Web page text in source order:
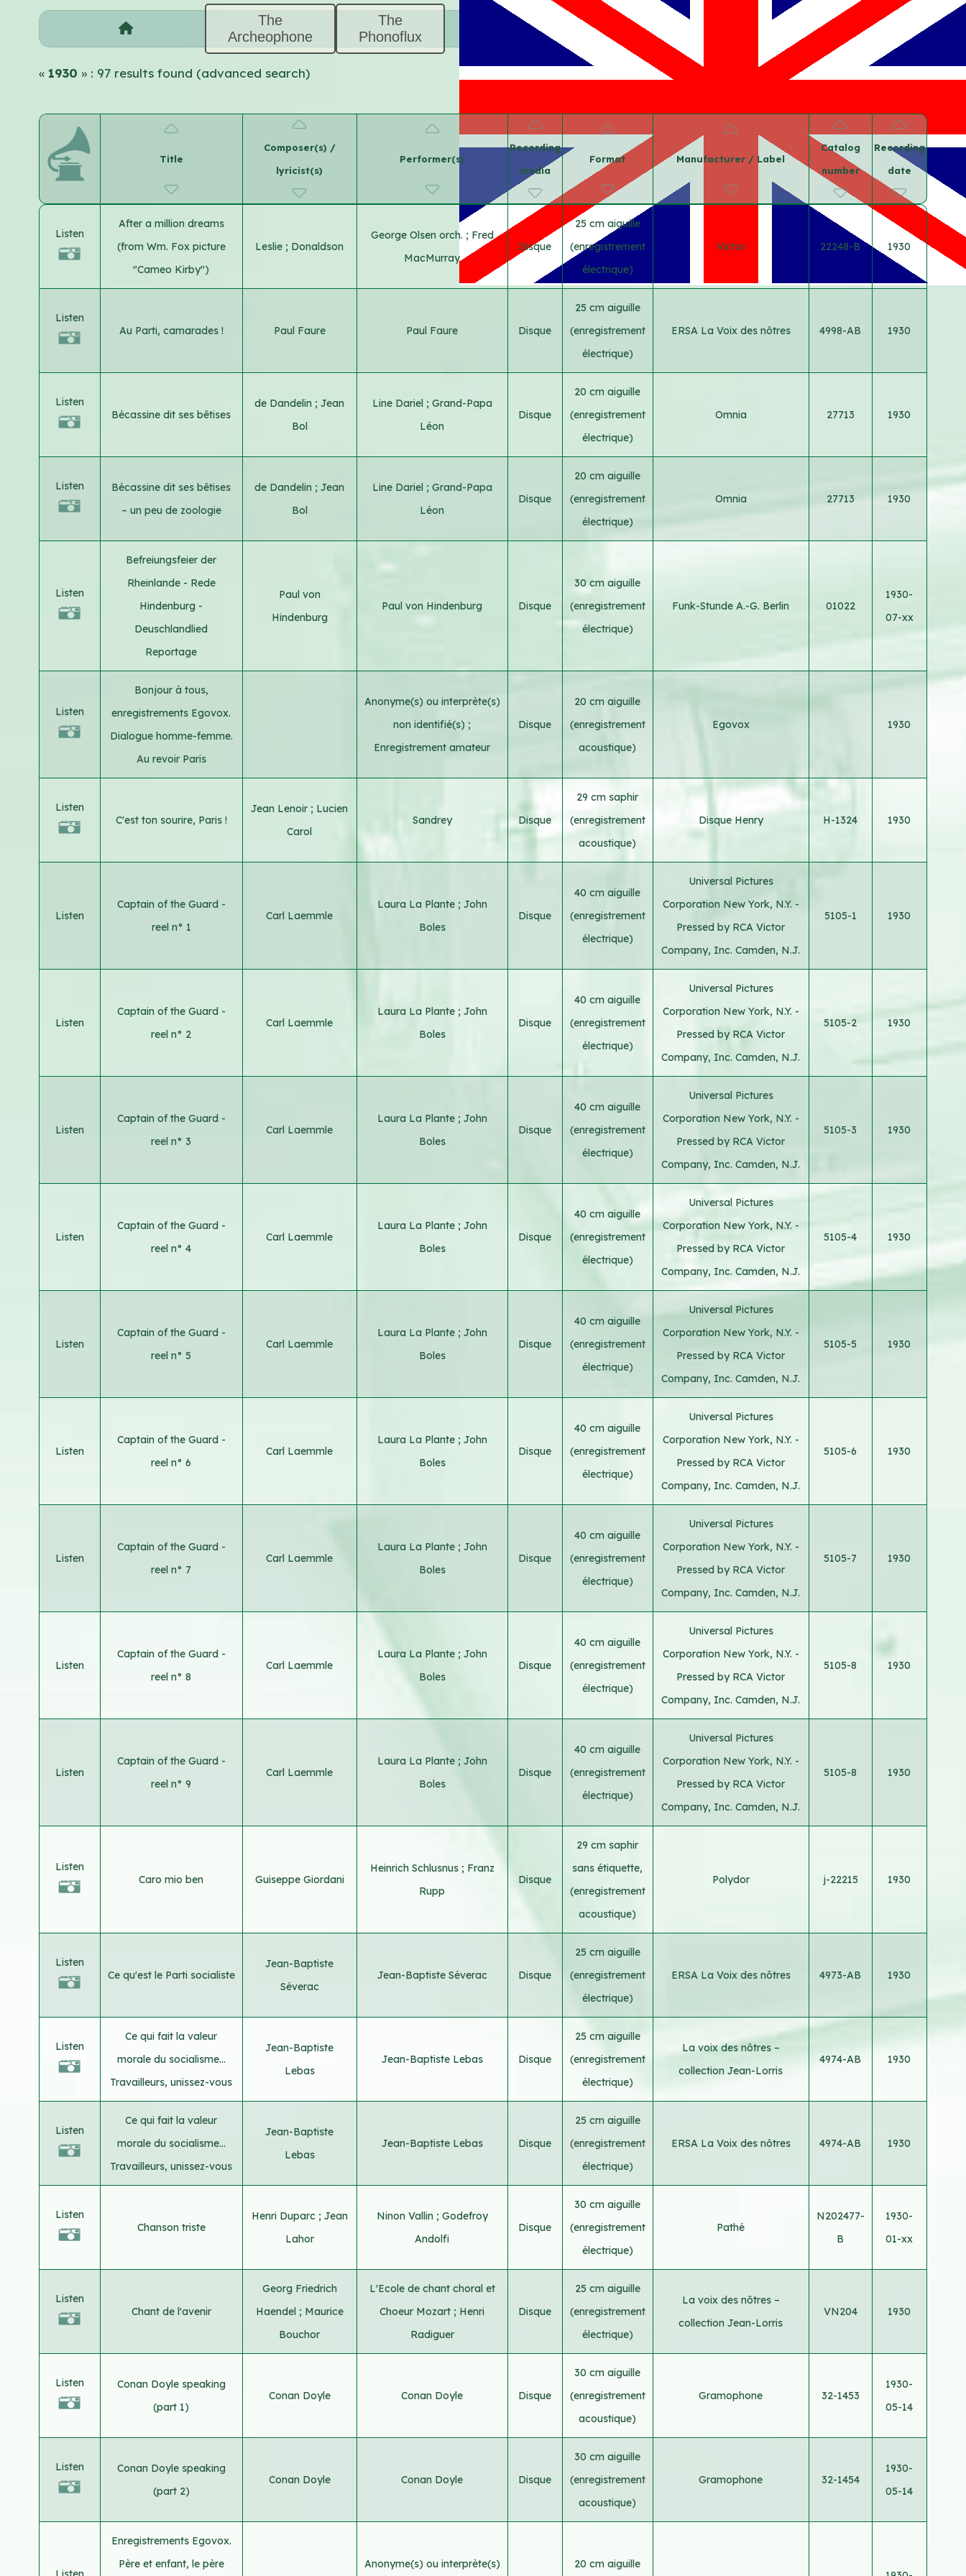
The
Archeophone
The
Phonoflux
«1930 » : 97 results found (advanced search)
Title
Composer(s) /
lyricist(s)
Performer(s)
Recording
media
Format Manufacturer / Label
Catalog
number
Recording
date
Listen
After a million dreams
(from Wm. Fox picture
"Cameo Kirby")
Leslie ; Donaldson
George Olsen orch. ; Fred
MacMurray
Disque
25 cm aiguille
(enregistrement
électrique)
Victor 22248-B 1930
Listen
Au Parti, camarades !
Paul Faure Paul Faure Disque
25 cm aiguille
(enregistrement
électrique)
ERSA La Voix des nôtres 4998-AB 1930
Listen
Bécassine dit ses bêtises
de Dandelin ;Jean
Bol
Line Dariel ; Grand-Papa
Léon
Disque
20 cm aiguille
(enregistrement
électrique)
Omnia 27713 1930
Listen
Bécassine dit ses bêtises
– un peu de zoologie
de Dandelin ;Jean
Bol
Line Dariel ; Grand-Papa
Léon
Disque
20 cm aiguille
(enregistrement
électrique)
Omnia 27713 1930
Listen
Befreiungsfeier der
Rheinlande - Rede
Hindenburg -
Deuschlandlied
Reportage
Paul von
Hindenburg
Paul von Hindenburg Disque
30 cm aiguille
(enregistrement
électrique)
Funk-Stunde A.-G. Berlin 01022
1930-
07-xx
Listen
Bonjour à tous,
enregistrements Egovox.
Dialogue homme-femme.
Au revoir Paris
Anonyme(s) ou interprète(s)
non identifié(s) ;
Enregistrement amateur
Disque
20 cm aiguille
(enregistrement
acoustique)
Egovox 1930
Listen
C'est ton sourire, Paris !
Jean Lenoir ; Lucien
Carol
Sandrey Disque
29 cm saphir
(enregistrement
acoustique)
Disque Henry H-1324 1930
Listen
Captain of the Guard -
reel n° 1
Carl Laemmle
Laura La Plante ; John
Boles
Disque
40 cm aiguille
(enregistrement
électrique)
Universal Pictures
Corporation New York, N.Y. -
Pressed by RCA Victor
Company, Inc. Camden, N.J.
5105-1 1930
Listen
Captain of the Guard -
reel n° 2
Carl Laemmle
Laura La Plante ; John
Boles
Disque
40 cm aiguille
(enregistrement
électrique)
Universal Pictures
Corporation New York, N.Y. -
Pressed by RCA Victor
Company, Inc. Camden, N.J.
5105-2 1930
Listen
Captain of the Guard -
reel n° 3
Carl Laemmle
Laura La Plante ; John
Boles
Disque
40 cm aiguille
(enregistrement
électrique)
Universal Pictures
Corporation New York, N.Y. -
Pressed by RCA Victor
Company, Inc. Camden, N.J.
5105-3 1930
Listen
Captain of the Guard -
reel n° 4
Carl Laemmle
Laura La Plante ; John
Boles
Disque
40 cm aiguille
(enregistrement
électrique)
Universal Pictures
Corporation New York, N.Y. -
Pressed by RCA Victor
Company, Inc. Camden, N.J.
5105-4 1930
Listen
Captain of the Guard -
reel n° 5
Carl Laemmle
Laura La Plante ; John
Boles
Disque
40 cm aiguille
(enregistrement
électrique)
Universal Pictures
Corporation New York, N.Y. -
Pressed by RCA Victor
Company, Inc. Camden, N.J.
5105-5 1930
Listen
Captain of the Guard -
reel n° 6
Carl Laemmle
Laura La Plante ; John
Boles
Disque
40 cm aiguille
(enregistrement
électrique)
Universal Pictures
Corporation New York, N.Y. -
Pressed by RCA Victor
Company, Inc. Camden, N.J.
5105-6 1930
Listen
Captain of the Guard -
reel n° 7
Carl Laemmle
Laura La Plante ; John
Boles
Disque
40 cm aiguille
(enregistrement
électrique)
Universal Pictures
Corporation New York, N.Y. -
Pressed by RCA Victor
Company, Inc. Camden, N.J.
5105-7 1930
Listen
Captain of the Guard -
reel n° 8
Carl Laemmle
Laura La Plante ; John
Boles
Disque
40 cm aiguille
(enregistrement
électrique)
Universal Pictures
Corporation New York, N.Y. -
Pressed by RCA Victor
Company, Inc. Camden, N.J.
5105-8 1930
Listen
Captain of the Guard -
reel n° 9
Carl Laemmle
Laura La Plante ; John
Boles
Disque
40 cm aiguille
(enregistrement
électrique)
Universal Pictures
Corporation New York, N.Y. -
Pressed by RCA Victor
Company, Inc. Camden, N.J.
5105-8 1930
Listen
Caro mio ben
Guiseppe Giordani
Heinrich Schlusnus ; Franz
Rupp
Disque
29 cm saphir
sans étiquette,
(enregistrement
acoustique)
Polydor j-22215 1930
Listen
Ce qu'est le Parti socialiste
Jean-Baptiste
Séverac
Jean-Baptiste Séverac Disque
25 cm aiguille
(enregistrement
électrique)
ERSA La Voix des nôtres 4973-AB 1930
Listen
Ce qui fait la valeur
morale du socialisme...
Travailleurs, unissez-vous
Jean-Baptiste
Lebas
Jean-Baptiste Lebas Disque
25 cm aiguille
(enregistrement
électrique)
La voix des nôtres –
collection Jean-Lorris
4974-AB 1930
Listen
Ce qui fait la valeur
morale du socialisme...
Travailleurs, unissez-vous
Jean-Baptiste
Lebas
Jean-Baptiste Lebas Disque
25 cm aiguille
(enregistrement
électrique)
ERSA La Voix des nôtres 4974-AB 1930
Listen
Chanson triste
Henri Duparc ; Jean
Lahor
Ninon Vallin ; Godefroy
Andolfi
Disque
30 cm aiguille
(enregistrement
électrique)
Pathé
N202477-
B
1930-
01-xx
Listen
Chant de l'avenir
Georg Friedrich
Haendel ; Maurice
Bouchor
L'Ecole de chant choral et
Choeur Mozart ; Henri
Radiguer
Disque
25 cm aiguille
(enregistrement
électrique)
La voix des nôtres –
collection Jean-Lorris
VN204 1930
Listen
Conan Doyle speaking
(part 1)
Conan Doyle Conan Doyle Disque
30 cm aiguille
(enregistrement
acoustique)
Gramophone 32-1453
1930-
05-14
Listen
Conan Doyle speaking
(part 2)
Conan Doyle Conan Doyle Disque
30 cm aiguille
(enregistrement
acoustique)
Gramophone 32-1454
1930-
05-14
Enregistrements Egovox.
Père et enfant, le père
Anonyme(s) ou interprète(s)
20 cm aiguille